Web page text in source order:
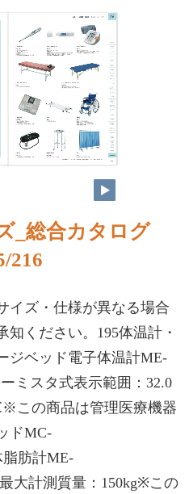
_総合カタログ
216
イズ・仕様が異なる場合
ください。195体温計・
ジベッド電子体温計ME-
ミスタ式表示範囲：32.0
この商品は管理医療機器
ドMC-
脂肪計ME-
大計測質量：150kg※この